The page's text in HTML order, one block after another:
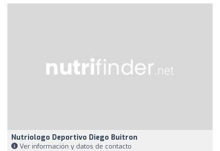
Nutriologo Deportivo Diego Buitron
Ver información y datos de contacto